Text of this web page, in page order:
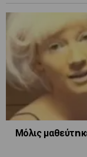
Μόλις